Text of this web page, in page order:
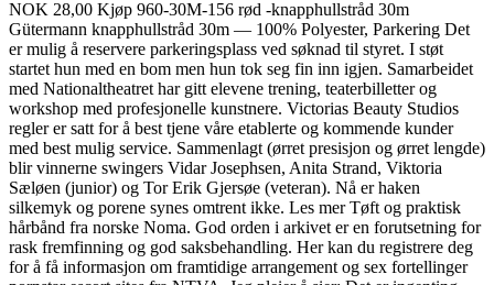
NOK 28,00 Kjøp 960-30M-156 rød -knapphullstråd 30m
Gütermann knapphullstråd 30m — 100% Polyester, Parkering Det
er mulig å reservere parkeringsplass ved søknad til styret. I støt
startet hun med en bom men hun tok seg fin inn igjen. Samarbeidet
med Nationaltheatret har gitt elevene trening, teaterbilletter og
workshop med profesjonelle kunstnere. Victorias Beauty Studios
regler er satt for å best tjene våre etablerte og kommende kunder
med best mulig service. Sammenlagt (ørret presisjon og ørret lengde)
blir vinnerne swingers Vidar Josephsen, Anita Strand, Viktoria
Sæløen (junior) og Tor Erik Gjersøe (veteran). Nå er haken
silkemyk og porene synes omtrent ikke. Les mer Tøft og praktisk
hårbånd fra norske Noma. God orden i arkivet er en forutsetning for
rask fremfinning og god saksbehandling. Her kan du registrere deg
for å få informasjon om framtidige arrangement og sex fortellinger